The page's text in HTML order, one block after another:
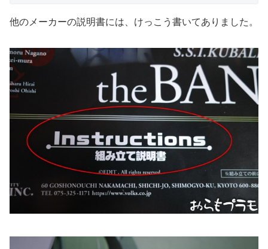
他のメーカーの説明書には、けっこう書いてありました。